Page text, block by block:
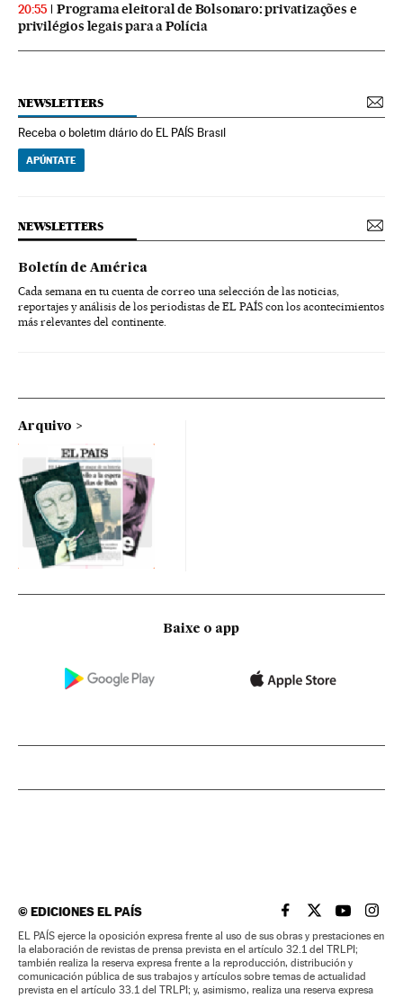
20:55
Programa eleitoral de Bolsonaro: privatizações e
privilégios legais para a Polícia
NEWSLETTERS
Receba o boletim diário do EL PAÍS Brasil
APÚNTATE
NEWSLETTERS
Boletín de América
Cada semana en tu cuenta de correo una selección de las noticias,
reportajes y análisis de los periodistas de EL PAÍS con los acontecimientos
más relevantes del continente.
Arquivo
Baixe o app
©EDICIONES EL PAÍS EL PAÍS BRASIL EN
EL PAÍSEL PAÍS
EL
EL PAÍS ejerce la oposición expresa frente al uso de sus obras y prestaciones en
la elaboración de revistas de prensa prevista en el artículo 32.1 del TRLPI;
también realiza la reserva expresa frente a la reproducción, distribución y
comunicación pública de sus trabajos y artículos sobre temas de actualidad
prevista en el artículo 33.1 del TRLPI; y, asimismo, realiza una reserva expresa